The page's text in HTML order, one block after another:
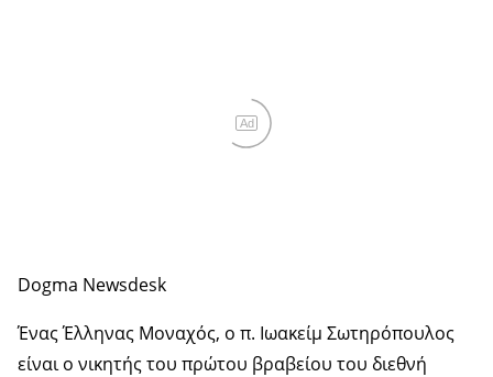
Ad
Dogma Newsdesk
Ένας Έλληνας Μοναχός, ο π. Ιωακείμ Σωτηρόπουλος
είναι ο νικητής του πρώτου βραβείου του διεθνή